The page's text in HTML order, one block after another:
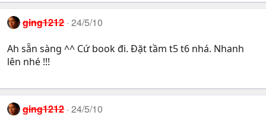
ging1212 24/5/10
Ah sẵn sàng ^^ Cứ book đi. Đặt tầm t5 t6 nhá. Nhanh
lên nhé !!!
ging1212 24/5/10